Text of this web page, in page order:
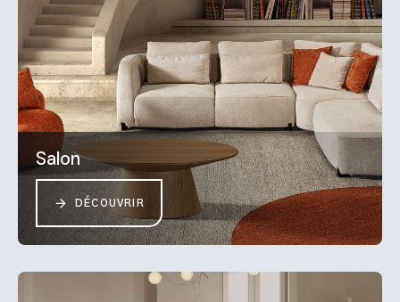
Salon
DÉCOUVRIR